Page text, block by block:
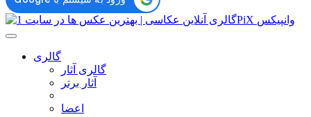
گالری
گالری آثار
آثار برتر
اعضا